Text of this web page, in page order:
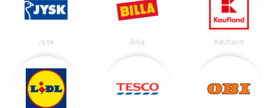
Jysk Billa Kaufland